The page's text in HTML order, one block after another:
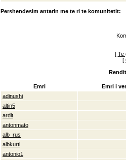
Pershendesim antarin me te ri te komunitetit:
[ Te
[
Emri
Emri i
adinushi
altin5
ardit
antonmato
alb_rus
albkurti
antonio1